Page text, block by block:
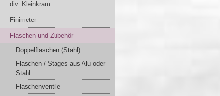
div. Kleinkram
Finimeter
Flaschen und Zubehör
Doppelflaschen (Stahl)
Flaschen / Stages aus Alu oder
Stahl
Flaschenventile